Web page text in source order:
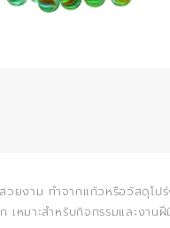
งาม ทำจากแก้วหรือวัสดุโปร่
เหมาะสำหรับกิจกรรมและงาน